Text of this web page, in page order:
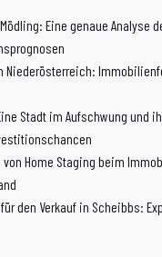
Eine genaue Analyse
Niederösterreich:
Stadt im Aufschwung und
von Home Staging beim
den Verkauf in Scheibbs: